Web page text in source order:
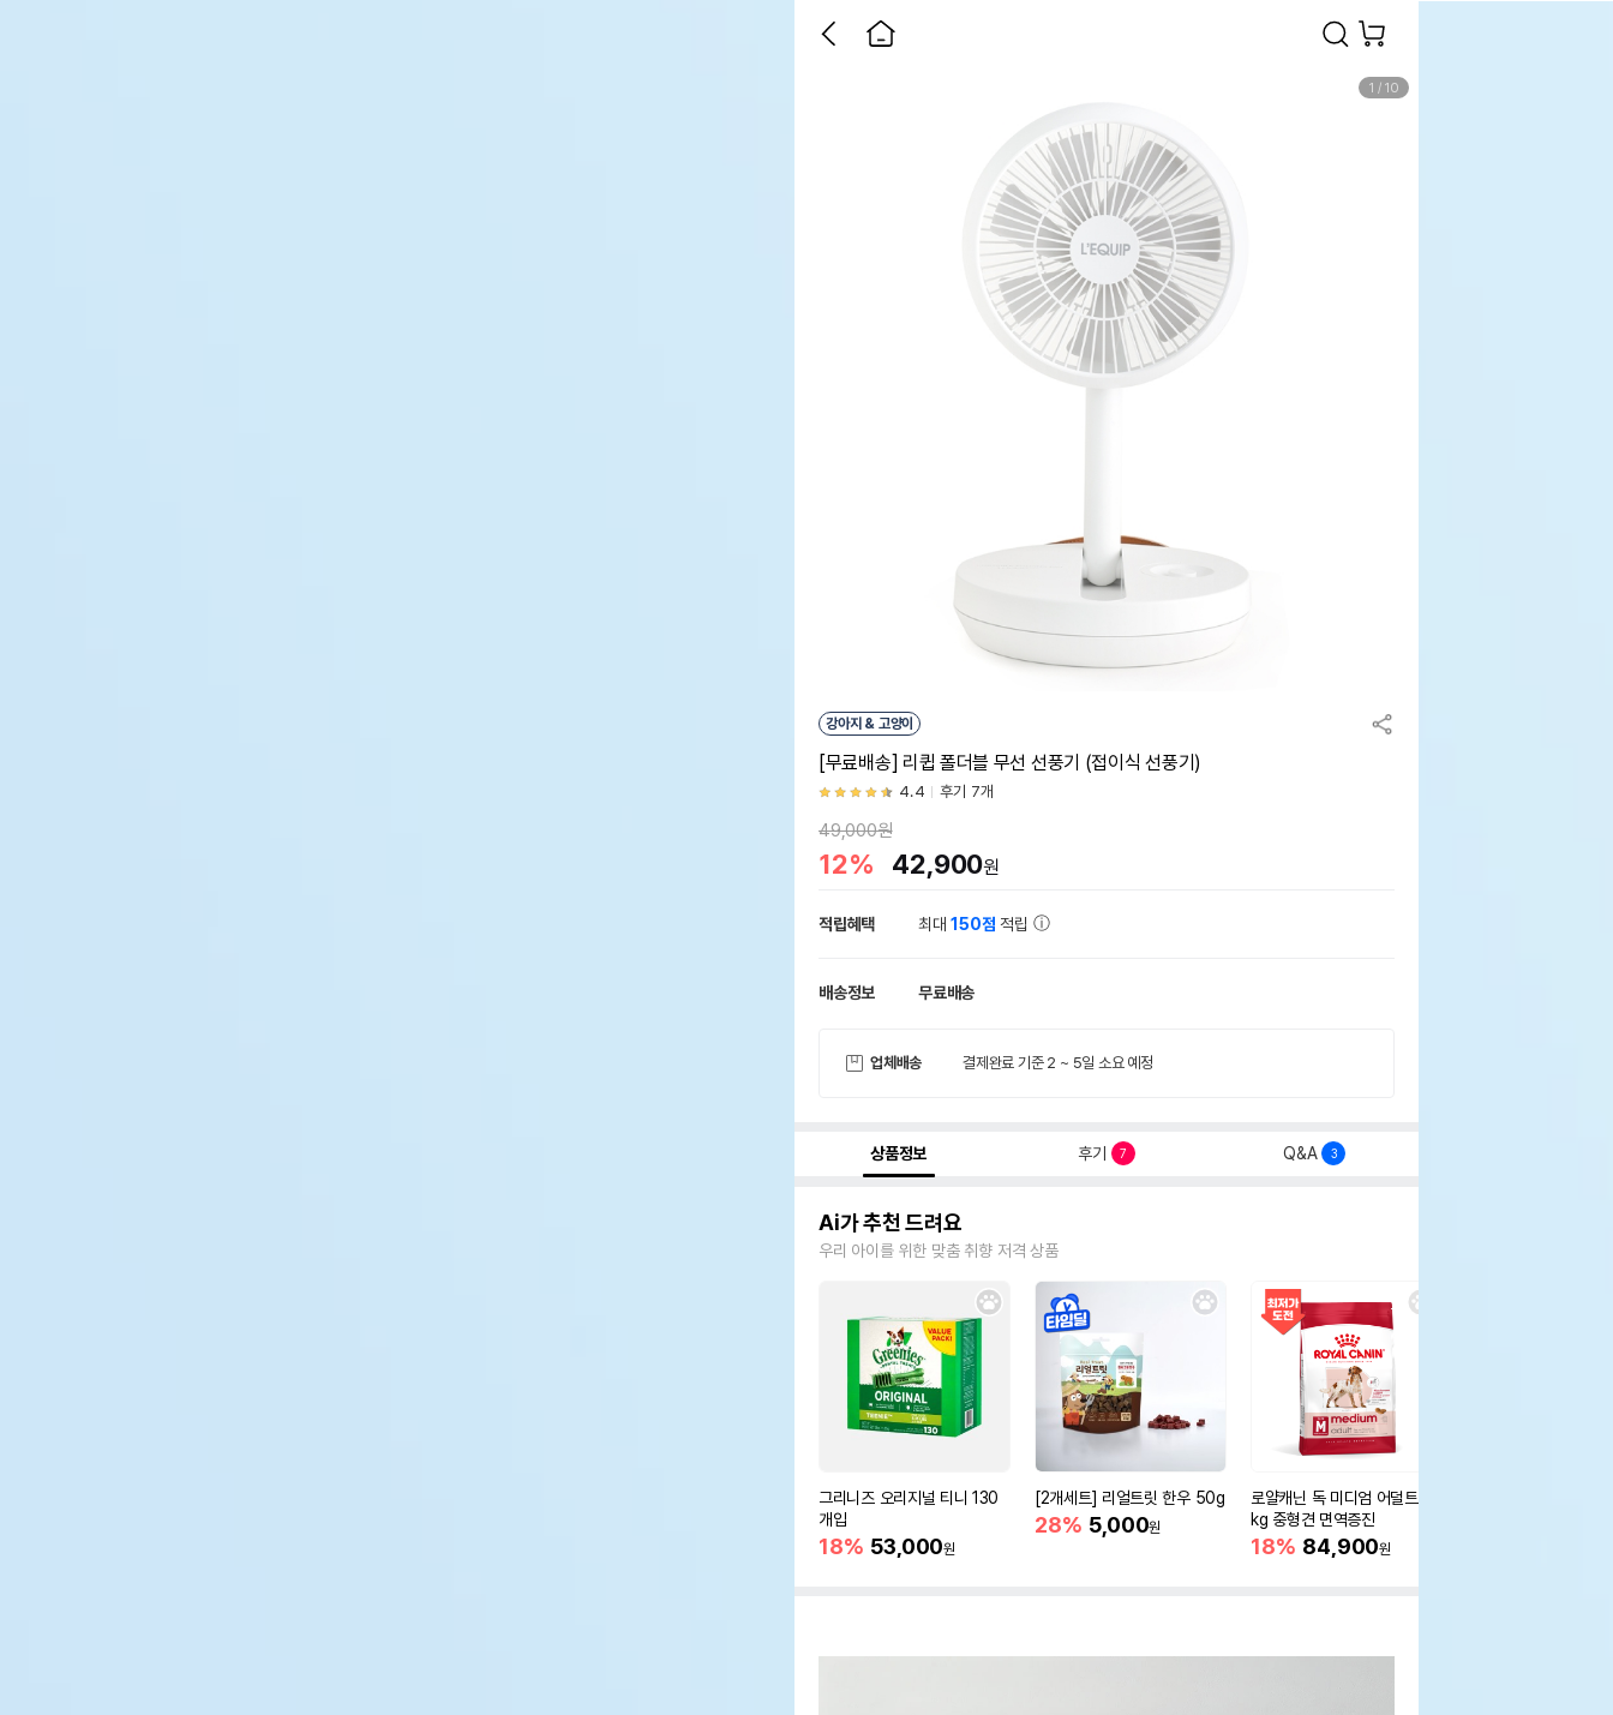
1 / 10
강아지 & 고양이
[무료배송] 리큅 폴더블 무선 선풍기 (접이식 선풍기)
4.4 후기 7개
49,000원
12% 42,900원
적립혜택 최대150점 적립
배송정보 무료배송
업체배송 결제완료 기준 2 ~ 5일 소요 예정
상품정보 후기 7 Q&A 3
Ai가 추천 드려요
우리 아이를 위한 맞춤 취향 저격 상품
그리니즈 오리지널 티니 130
개입
18% 53,000원
[2개세트] 리얼트릿 한우 50g
28% 5,000원
로얄캐닌 독 미디엄 어덜트 10
kg 중형견 면역증진
18% 84,900원